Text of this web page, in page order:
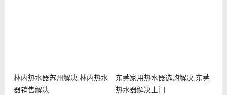
林内热水器苏州解决,林内热水
器销售解决
东莞家用热水器选购解决,东莞
热水器解决上门